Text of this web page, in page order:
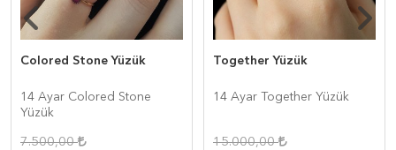
Colored Stone Yüzük
14 Ayar Colored Stone
Yüzük
7.500,00
Together Yüzük
14 Ayar Together Yüzük
15.000,00